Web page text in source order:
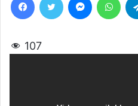
107